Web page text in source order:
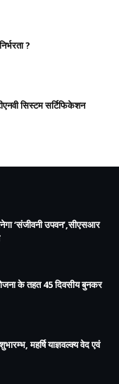
?
सिस्टम सर्टिफिकेशन
‘संजीवनी उपवन’,सीएसआर
के तहत 45 दिवसीय बुनकर
महर्षि याज्ञवल्क्य वेद एवं